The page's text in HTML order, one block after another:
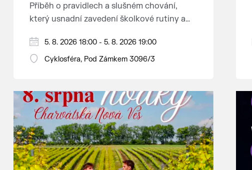
Příběh o pravidlech a slušném chování,
který usnadní zavedení školkové rutiny a
Hraje se jen za příznivého počasí.
Vstupné dobrovolné.
5. 8. 2026 18:00 - 5. 8. 2026 19:00
Cyklosféra, Pod Zámkem 3096/3